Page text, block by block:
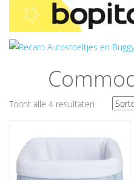
Toont alle 4 resultaten